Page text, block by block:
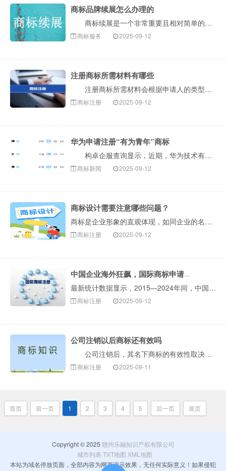
商标品牌续展怎么办理的
商标续展是一个非常重要且相对简单的程序，确保您的注册商标权得以延续。以下是构卓企服整理的办理商标续展的详细流程和注意事项。 一、什么是商标续展？···
商标服务 2025-09-12
注册商标所需材料有哪些
注册商标所需材料会根据申请人的类型（公司或个人）有所不同。以下是构卓企服整理的详细清单和说明，您可以对照准备。 一、核心必备材料 1.商标图样···
商标注册 2025-09-12
华为申请注册“有为青年”商标
构卓企服查询显示，近期，华为技术有限公司申请注册3枚“有为青年”商标，国际分类为科学仪器、广告销售，当前商标状态均为等待实质审查。此举表明华为正进···
商标新闻 2025-09-12
商标设计需要注意哪些问题？
商标是企业形象的直观体现，如同企业的名片。一个设计独特、与企业理念相符的商标，能迅速吸引消费者注意力，在同质化严重的市场中，商标是企业区分自身产品或服···
商标注册 2025-09-12
中国企业海外狂飙，国际商标申请保持全球第一！
最新统计数据显示，2015—2024年间，中国申请人海外商标申请的年均增速约29%。截至统计时，2024年，中国海外商标申请约31.5万件···
商标注册 2025-09-12
公司注销以后商标还有效吗
公司注销后，其名下商标的有效性取决于注销前的处置方式及后续法律程序。以下是构卓企服介绍关键法律要点及实务操作指引： 一、基础规则：公司注销≠商标···
商标注册 2025-09-11
首页 前一页 1 2 3 4 5 后一页 尾页
Copyright © 2025 赣州乐融知识产权有限公司
城市列表 TXT地图 XML地图
本站为域名停放页面，全部内容为网页演示效果，无任何实际意义！如果侵犯